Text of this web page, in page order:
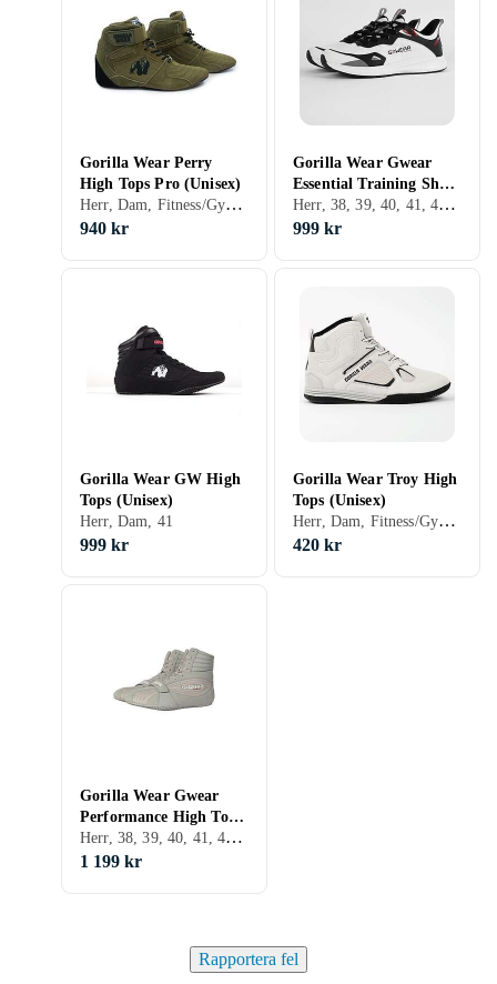
Gorilla Wear Perry
High Tops Pro (Unisex)
Herr, Dam, Fitness/Gym/Crossfit, Boxning/Kampsport, Tyngdlyftning, 36, 37, 38, 39, 40, 41, 42, 43, 44, 45, 46, 47, 48
940 kr
Gorilla Wear Gwear
Essential Training Shoes
(Herr)
Herr, 38, 39, 40, 41, 42, 43, 44, 45, 46
999 kr
Gorilla Wear GW High
Tops (Unisex)
Herr, Dam, 41
999 kr
Gorilla Wear Troy High
Tops (Unisex)
Herr, Dam, Fitness/Gym/Crossfit, 36, 37, 38, 39, 40, 41, 42, 43, 44, 45, 46, 47
420 kr
Gorilla Wear Gwear
Performance High Tops
(Herr)
Herr, 38, 39, 40, 41, 42, 43, 44, 45, 46, 47, 48
1 199 kr
Rapportera fel